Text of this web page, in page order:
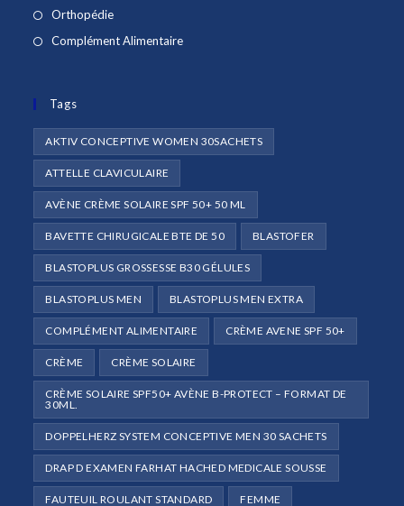
OrthopédieS’ouvre
dans
Complément AlimentaireS’ouvre
onglet
Tags
AKTIV CONCEPTIVE WOMEN 30SACHETS
ATTELLE CLAVICULAIRE
AVÈNE CRÈME SOLAIRE SPF 50+ 50 ML
BAVETTE CHIRUGICALE BTE DE 50 BLASTOFER
BLASTOPLUS GROSSESSE B30 GÉLULES
BLASTOPLUS MEN BLASTOPLUS MEN EXTRA
COMPLÉMENT ALIMENTAIRE CRÈME AVENE SPF 50+
CRÈME CRÈME SOLAIRE
CRÈME SOLAIRE SPF50+ AVÈNE B-PROTECT – FORMAT DE
30ML.
DOPPELHERZ SYSTEM CONCEPTIVE MEN 30 SACHETS
DRAP D EXAMEN FARHAT HACHED MEDICALE SOUSSE
FAUTEUIL ROULANT STANDARD FEMME